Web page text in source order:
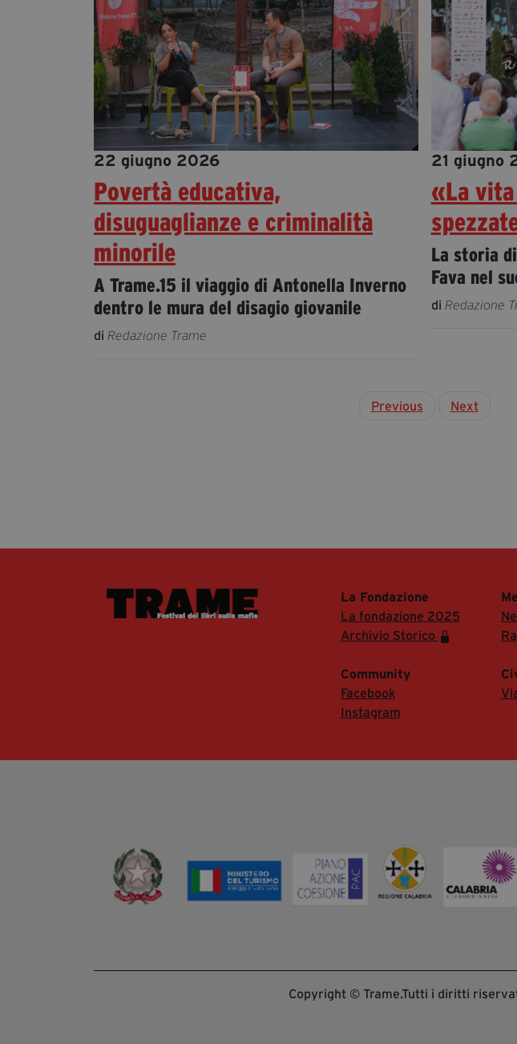
22 giugno 2026
Povertà educativa,
disuguaglianze e criminalità
minorile
A Trame.15 il viaggio di Antonella Inverno
dentro le mura del disagio giovanile
di Redazione Trame
21 giugno
«La
La storia
Fava nel
di Redazione
Previous Next
La Fondazione
La fondazione 2025
Archivio Storico
Community
Facebook
Instagram
Copyright © Trame.Tutti i diritti